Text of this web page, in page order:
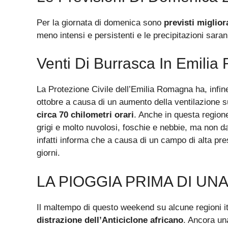
Per la giornata di domenica sono previsti
meno intensi e persistenti e le precipitazioni
Venti Di Burrasca In Emilia
La Protezione Civile dell’Emilia Romagna ha,
ottobre a causa di un aumento della ventilazione
circa 70 chilometri orari. Anche in questa
grigi e molto nuvolosi, foschie e nebbie, ma non
infatti informa che a causa di un campo di alta
giorni.
LA PIOGGIA PRIMA DI
Il maltempo di questo weekend su alcune
distrazione dell’Anticiclone africano. Ancora